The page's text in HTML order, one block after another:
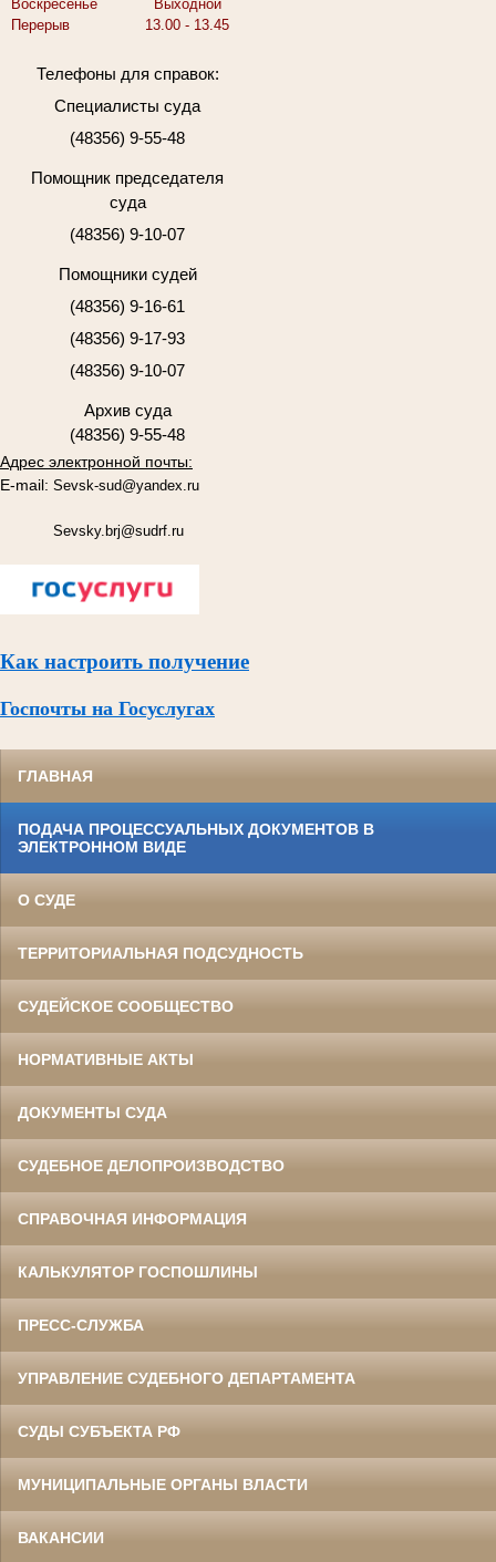
Воскресенье
Выходной
Перерыв
13.00 - 13.45
Телефоны для справок:
Специалисты суда
(48356) 9-55-48
Помощник председателя
суда
(48356) 9-10-07
Помощники судей
(48356) 9-16-61
(48356) 9-17-93
(48356) 9-10-07
Архив суда
(48356) 9-55-48
Адрес электронной почты:
E-mail: Sevsk-sud@yandex.ru
Sevsky.brj@sudrf.ru
Как настроить получение
Госпочты на Госуслугах
ГЛАВНАЯ
ПОДАЧА ПРОЦЕССУАЛЬНЫХ ДОКУМЕНТОВ В
ЭЛЕКТРОННОМ ВИДЕ
О СУДЕ
ТЕРРИТОРИАЛЬНАЯ ПОДСУДНОСТЬ
СУДЕЙСКОЕ СООБЩЕСТВО
НОРМАТИВНЫЕ АКТЫ
ДОКУМЕНТЫ СУДА
СУДЕБНОЕ ДЕЛОПРОИЗВОДСТВО
СПРАВОЧНАЯ ИНФОРМАЦИЯ
КАЛЬКУЛЯТОР ГОСПОШЛИНЫ
ПРЕСС-СЛУЖБА
УПРАВЛЕНИЕ СУДЕБНОГО ДЕПАРТАМЕНТА
СУДЫ СУБЪЕКТА РФ
МУНИЦИПАЛЬНЫЕ ОРГАНЫ ВЛАСТИ
ВАКАНСИИ